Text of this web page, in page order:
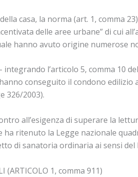
casa, la norma (art. 1, comma
delle aree urbane” di cui
hanno avuto origine numerose
l’articolo 5, comma 10
conseguito il condono edilizio
326/2003).
all’esigenza di superare la
ha ritenuto la Legge nazionale
di sanatoria ordinaria ai sensi del
(ARTICOLO 1, comma 911)